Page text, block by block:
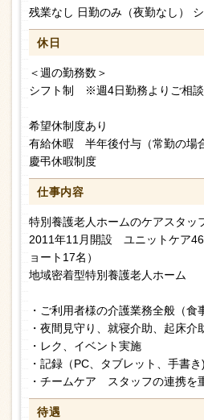
残業なし 日勤のみ（夜勤なし）
休日
＜週の勤務数＞
シフト制 ※週4日勤務よりご相
希望休制度あり
有給休暇 半年後付与（常勤の場
慶弔休暇制度
仕事内容
特別養護老人ホームのケアスタッ
2011年11月開設 ユニットケア
ョート17名）
地域密着型特別養護老人ホーム
・ご利用者様の介護業務全般（
・夜間見守り、就寝介助、起床介
・レク、イベント実施
・記録（PC、タブレット、手書き)
・チームケア スタッフの連携を
待遇